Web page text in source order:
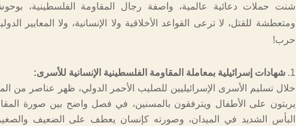
شنت حملات دعائية عالمية، واصفة رجال المقاومة الفلسطينية،
ومتعطشة للقتل، لا ترعى القواعد الأخلاقية ولا الإنسانية، ولا المعايير
حرب!
شهادات إسرائيلية بمعاملة المقاومة الفلسطينية الإنسانية للأسرى:
خلال تسليم الأسرى الإسرائيليين للصليب الأحمر الدولي، ظهر عناصر من
يربتون على الأطفال ويترفقون بالمسنين، في فصل واضح بين صورة
البأس الشديد في الميدان، وصورته كإنسان يعطف على الضعيف